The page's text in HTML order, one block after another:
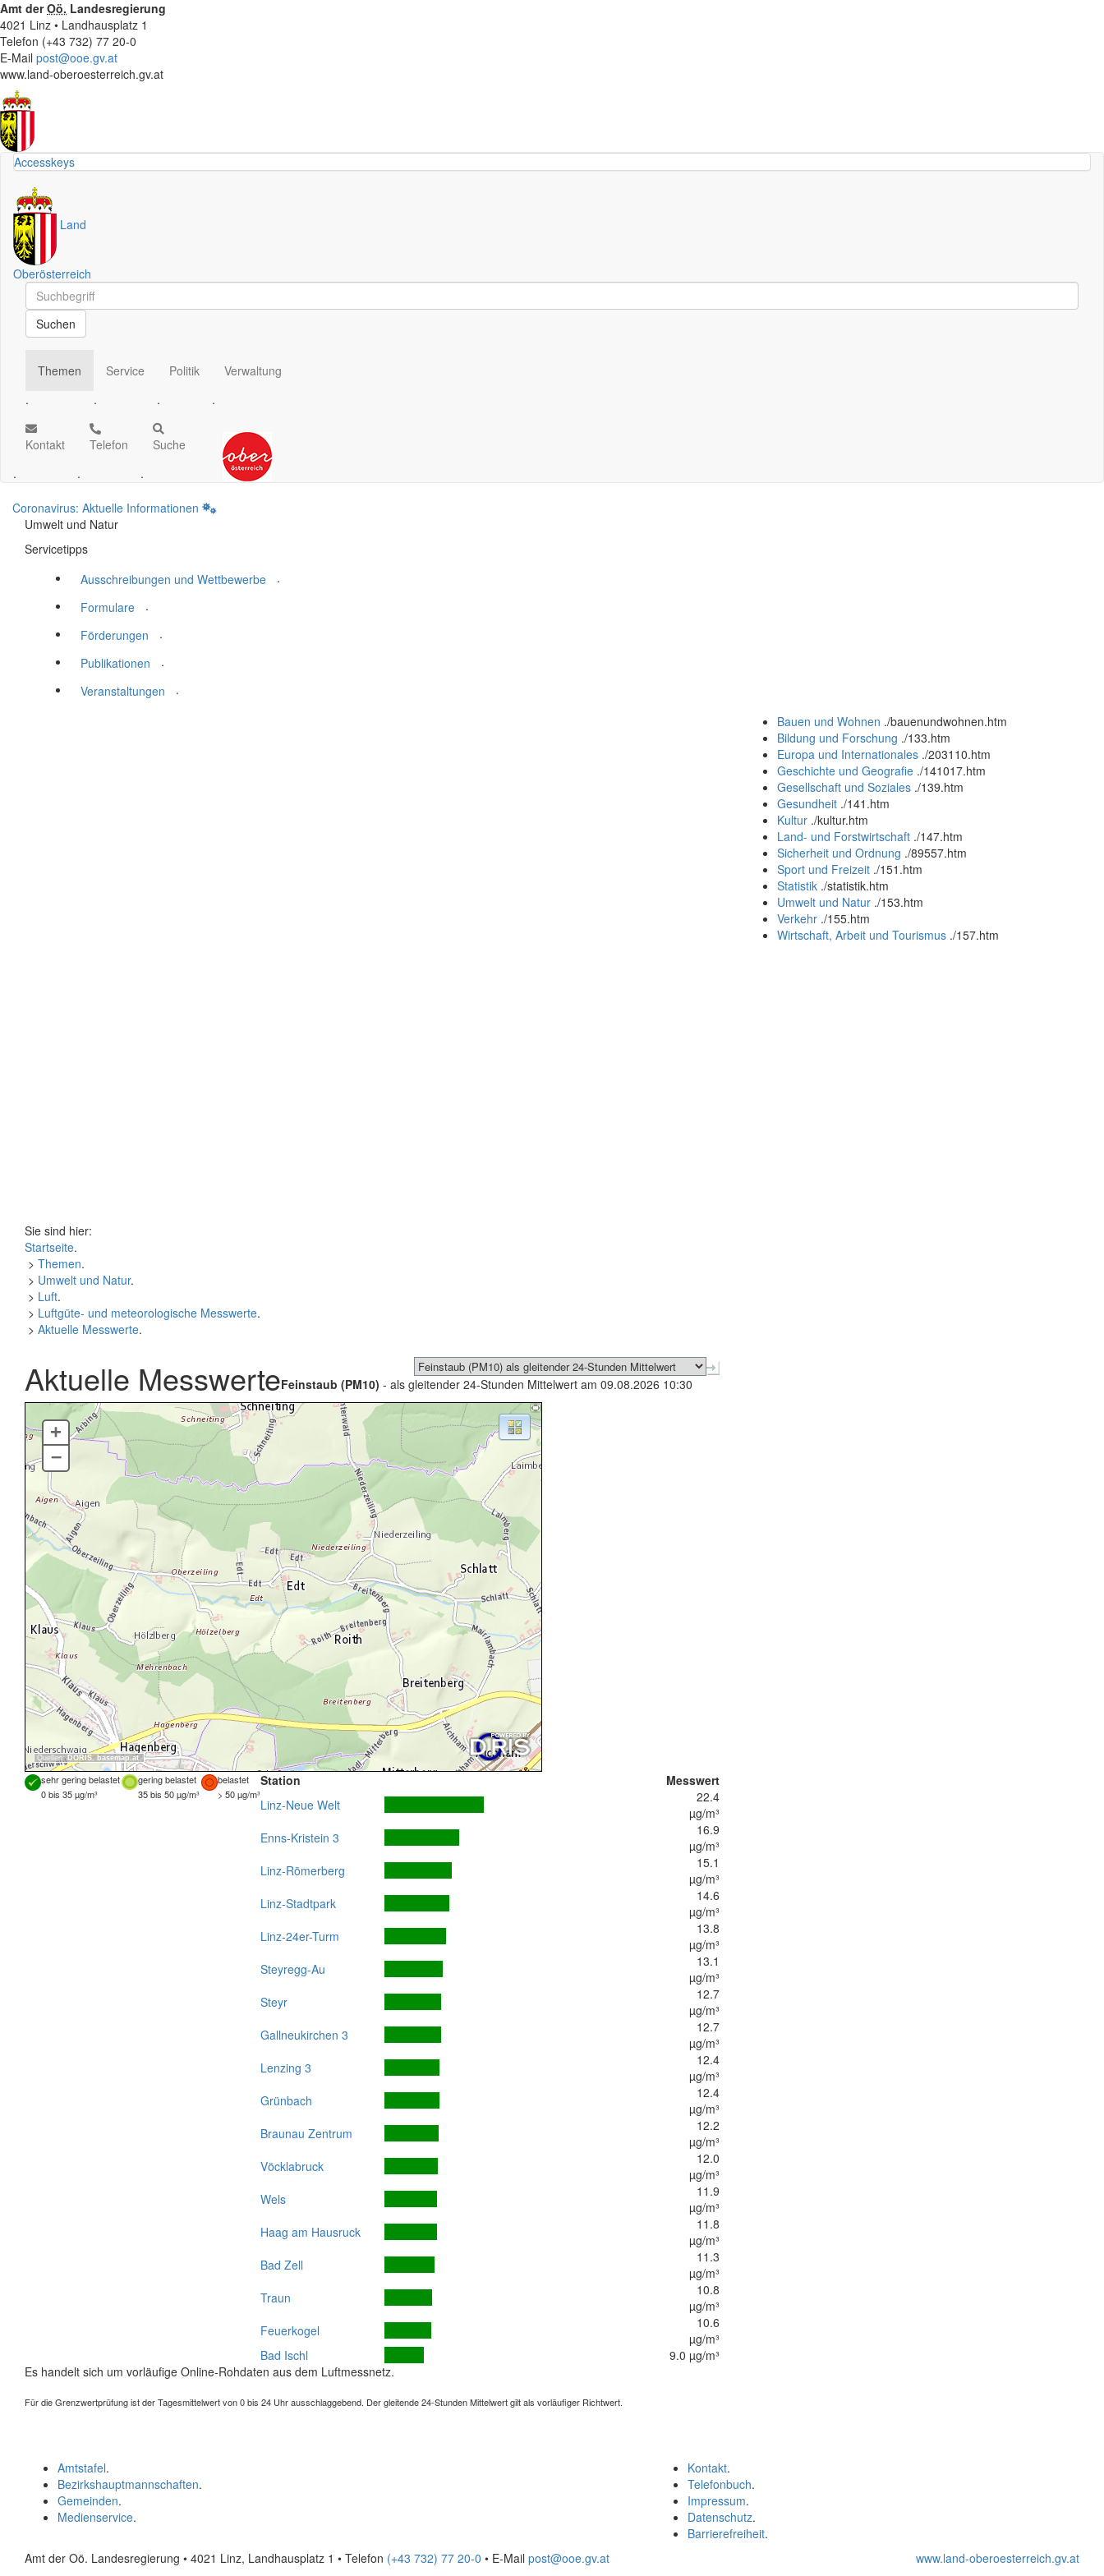
Amt derOö. Landesregierung
4021 Linz • Landhausplatz 1
Telefon (+43 732) 77 20-0
E-Mail post@ooe.gv.at
www.land-oberoesterreich.gv.at
Accesskeys
Land
Oberösterreich
Schnellsuche
Schnellsuche
Suchen
Themen
.
Service
.
Politik
.
Verwaltung
.
Kontakt
.
Telefon
.
Suche
.
Coronavirus: Aktuelle Informationen
Umwelt und Natur
Servicetipps
Ausschreibungen und Wettbewerbe
.
Formulare
.
Förderungen
.
Publikationen
.
Veranstaltungen
.
Bauen und Wohnen ./bauenundwohnen.htm
Bildung und Forschung ./133.htm
Europa und Internationales ./203110.htm
Geschichte und Geografie ./141017.htm
Gesellschaft und Soziales ./139.htm
Gesundheit ./141.htm
Kultur ./kultur.htm
Land- und Forstwirtschaft ./147.htm
Sicherheit und Ordnung ./89557.htm
Sport und Freizeit ./151.htm
Statistik ./statistik.htm
Umwelt und Natur ./153.htm
Verkehr ./155.htm
Wirtschaft, Arbeit und Tourismus ./157.htm
Sie sind hier:
Startseite.
> Themen.
> Umwelt und Natur.
> Luft.
> Luftgüte- und meteorologische Messwerte.
> Aktuelle Messwerte.
Aktuelle MesswerteFeinstaub (PM10) - als gleitender 24-Stunden Mittelwert am 09.08.2026 10:30
Quellen: DORIS,basemap.at
+
–
sehr gering belastet gering belastet
belastet
0 bis 35 µg/m³
35 bis 50 µg/m³ > 50 µg/m³
Station
Messwert
Linz-Neue Welt
22.4
µg/m³
Enns-Kristein 3
16.9
µg/m³
Linz-Römerberg
15.1
µg/m³
Linz-Stadtpark
14.6
µg/m³
Linz-24er-Turm
13.8
µg/m³
Steyregg-Au
13.1
µg/m³
Steyr
12.7
µg/m³
Gallneukirchen 3
12.7
µg/m³
Lenzing 3
12.4
µg/m³
Grünbach
12.4
µg/m³
Braunau Zentrum
12.2
µg/m³
Vöcklabruck
12.0
µg/m³
Wels
11.9
µg/m³
Haag am Hausruck
11.8
µg/m³
Bad Zell
11.3
µg/m³
Traun
10.8
µg/m³
Feuerkogel
10.6
µg/m³
Bad Ischl
9.0 µg/m³
Es handelt sich um vorläufige Online-Rohdaten aus dem Luftmessnetz.
Für die Grenzwertprüfung ist der Tagesmittelwert von 0 bis 24 Uhr ausschlaggebend. Der gleitende 24-Stunden Mittelwert gilt als vorläufiger Richtwert.
Kontakt.
Telefonbuch.
Impressum.
Datenschutz.
Barrierefreiheit.
Amtstafel.
Bezirkshauptmannschaften.
Gemeinden.
Medienservice.
Amt der Oö. Landesregierung • 4021 Linz, Landhausplatz 1 • Telefon (+43 732) 77 20-0 • E-Mail post@ooe.gv.at www.land-oberoesterreich.gv.at